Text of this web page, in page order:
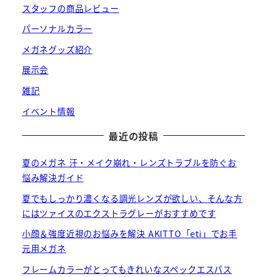
スタッフの商品レビュー
パーソナルカラー
メガネグッズ紹介
展示会
雑記
イベント情報
最近の投稿
夏のメガネ 汗・メイク崩れ・レンズトラブルを防ぐお
悩み解決ガイド
夏でもしっかり濃くなる調光レンズが欲しい、そんな方
にはツァイスのエクストラグレーがおすすめです
小顔＆強度近視のお悩みを解決 AKITTO「eti」でお手
元用メガネ
フレームカラーがとってもきれいなスペックエスパス